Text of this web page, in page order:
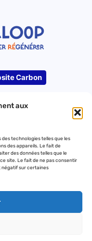
aux
technologies telles que les
des appareils. Le fait de
des données telles que le
site. Le fait de ne pas consentir
négatif sur certaines
Carbon